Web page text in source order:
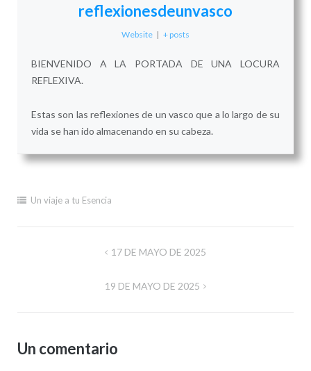
reflexionesdeunvasco
Website | + posts
BIENVENIDO A LA PORTADA DE UNA LOCURA
REFLEXIVA.
Estas son las reflexiones de un vasco que a lo largo de su
vida se han ido almacenando en su cabeza.
Un viaje a tu Esencia
17 DE MAYO DE 2025
19 DE MAYO DE 2025
Un comentario